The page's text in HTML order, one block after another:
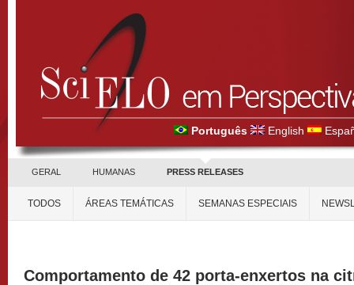
Português English
GERAL HUMANAS PRESS RELEASES
TODOS ÁREAS TEMÁTICAS SEMANAS ESPECIAIS
Comportamento de 42 porta-enxertos na